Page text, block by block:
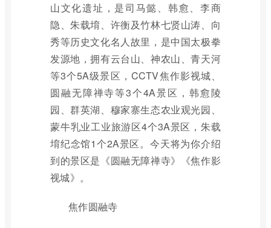
山文化遗址，是司马懿、韩愈、李商
隐、朱载堉、许衡及竹林七贤山涛、向
秀等历史文化名人故里，是中国太极拳
发源地，拥有云台山、神农山、青天河
等3个5A级景区，CCTV焦作影视城、
圆融无障禅寺等3个4A景区，韩愈陵
园、群英湖、穆家寨生态农业观光园、
蒙牛乳业工业旅游区4个3A景区，朱载
堉纪念馆1个2A景区。今天将为你介绍
到的景区是《圆融无障禅寺》《焦作影
视城》。
焦作圆融寺